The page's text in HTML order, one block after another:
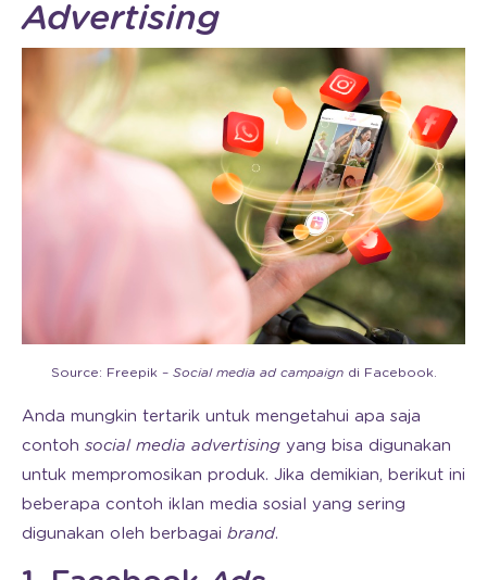
Advertising
Source: Freepik – Social media ad campaigndi Facebook.
Anda mungkin tertarik untuk mengetahui apa saja
contoh social media advertising yang bisa digunakan
untuk mempromosikan produk. Jika demikian, berikut ini
beberapa contoh iklan media sosial yang sering
digunakan oleh berbagai brand.